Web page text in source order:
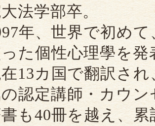
法学部卒。
年、世界で初め
た個性心理學を発
13カ国で翻訳さ
認定講師・カウ
も40冊を越え、